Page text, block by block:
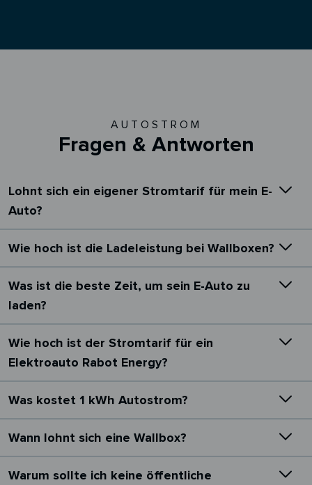
AUTOSTROM
Fragen & Antworten
Lohnt sich ein eigener Stromtarif für mein E-
Auto?
Wie hoch ist die Ladeleistung bei Wallboxen?
Was ist die beste Zeit, um sein E-Auto zu
laden?
Wie hoch ist der Stromtarif für ein
Elektroauto Rabot Energy?
Was kostet 1 kWh Autostrom?
Wann lohnt sich eine Wallbox?
Warum sollte ich keine öffentliche